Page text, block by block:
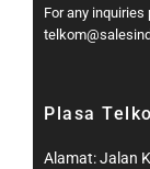
For any
Plasa
Alamat: Jalan